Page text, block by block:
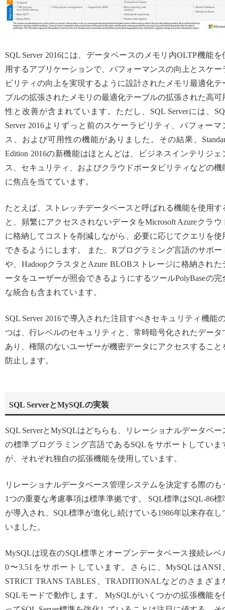
SQL Server 2016には、データベースのメモリ内OLTP機能を
用するアプリケーションで、パフォーマンスの向上とスケー
ビリティの向上を実現するように設計されたメモリ最適化テ
ブルの拡張されたメモリの最適化テーブルの拡張された高可
性と改善が含まれています。ただし、SQL Serverには、
Server 2016よりずっと前のスケーラビリティ、パフォーマ
ス、および可用性の機能がありました。その結果、
Edition 2016の新機能はほとんどは、ビジネスインテリジェ
ス、セキュリティ、およびクラウドポータビリティなどの機
に焦点を当てています。
たとえば、ストレッチデータベースと呼ばれる機能を使用す
と、頻繁にアクセスされないデータをMicrosoft Azureクラウ
に格納してコストを削減しながら、必要に応じてクエリを使
できるようにします。 また、Rプログラミング言語のサポー
や、HadoopクラスタとAzure BLOBストレージに格納された
ータをユーザーが照会できるようにするツールPolyBaseの完
な統合も含まれています。
SQL Server 2016で導入された注目すべきセキュリティ機能
つは、行レベルのセキュリティと、常時暗号化されたデータ
あり、権限のないユーザーが機密データにアクセスすること
防止します。
SQL ServerとMySQLの実装
SQL ServerとMySQLはどちらも、リレーショナルデータベー
の標準プログラミング言語であるSQLをサポートしていま
が、それぞれ独自の拡張機能を使用しています。
リレーショナルデータベース管理システムを決定する際のも
1つの重要な考慮事項は標準準拠です。 SQL標準はSQL-86標
が導入され、SQL標準が進化し続けている1986年以来存在し
いました。
MySQLは現在のSQL標準とオープンデータベース接続レベ
0〜3.51をサポートしています。さらに、MySQLはANSI
STRICT TRANS TABLES、TRADITIONALなどのさまざま
SQLモードで動作します。 MySQLがいくつかの拡張機能を